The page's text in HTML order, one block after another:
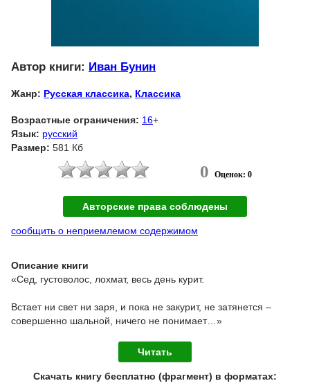
Автор книги: Иван Бунин
Жанр: Русская классика, Классика
Возрастные ограничения: 16+
Язык: русский
Размер: 581 Кб
0 Оценок: 0
Авторские права соблюдены
сообщить о неприемлемом содержимом
Описание книги
«Сед, густоволос, лохмат, весь день курит.
Встает ни свет ни заря, и пока не закурит, не затянется –
совершенно шальной, ничего не понимает…»
Читать
Скачать книгу бесплатно (фрагмент) в форматах :